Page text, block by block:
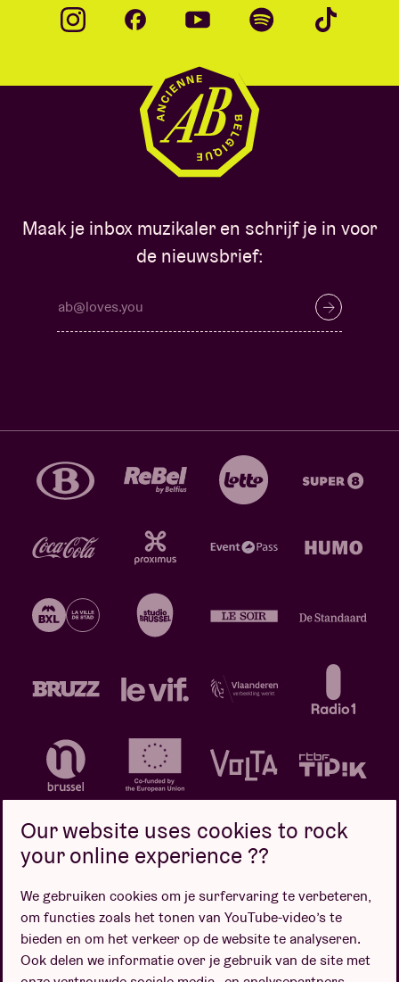
Maak je inbox muzikaler en schrijf je in voor
de nieuwsbrief:
Privacybeleid Cookiebeleid
Verkoopsvoorwaarden
Design door
Our website uses cookies to rock
your online experience ??
We gebruiken cookies om je surfervaring te verbeteren,
om functies zoals het tonen van YouTube-video’s te
bieden en om het verkeer op de website te analyseren.
Ook delen we informatie over je gebruik van de site met